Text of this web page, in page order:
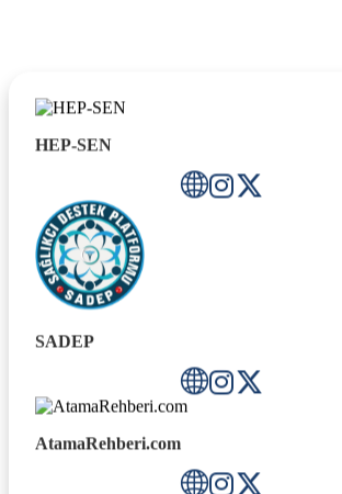
HEP-SEN
SADEP
AtamaRehberi.com
BÜLTENIMIZE ABONE OLUN